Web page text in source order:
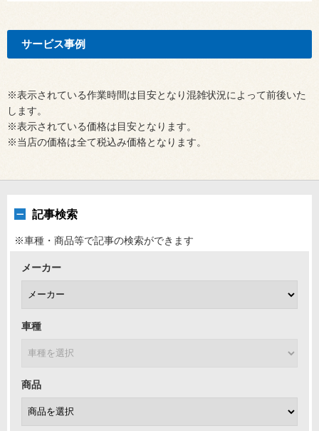
サービス事例
※表示されている作業時間は目安となり混雑状況によって前後いた
します。
※表示されている価格は目安となります。
※当店の価格は全て税込み価格となります。
記事検索
※車種・商品等で記事の検索ができます
メーカー
車種
商品